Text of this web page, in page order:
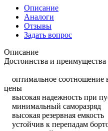
Описание
Аналоги
Отзывы
Задать вопрос
Описание
Достоинства и преимущества
оптимальное соотношение
цены
высокая надежность при
минимальный саморазряд
высокая резервная емкость
устойчив к перепадам